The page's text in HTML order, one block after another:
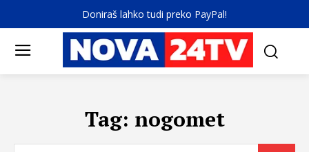
Doniraš lahko tudi preko PayPal!
Tag: nogomet